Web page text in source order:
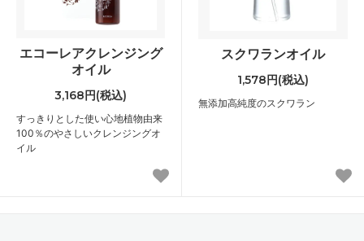
エコーレアクレンジング
オイル
3,168円(税込)
すっきりとした使い心地植物由来
100％のやさしいクレンジングオ
イル
スクワランオイル
1,578円(税込)
無添加高純度のスクワラン